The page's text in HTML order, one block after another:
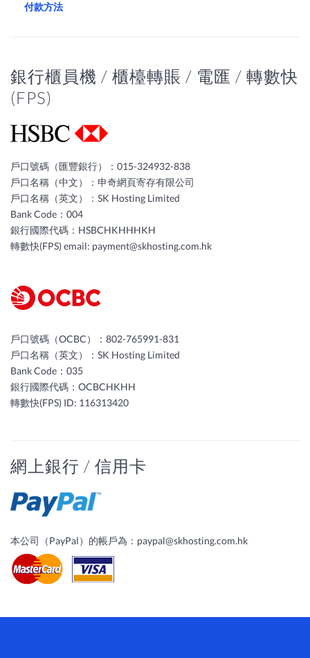
付款方法
銀行櫃員機 / 櫃檯轉賬 / 電匯 / 轉數快
(FPS)
戶口號碼（匯豐銀行）：015-324932-838
戶口名稱（中文）：申奇網頁寄存有限公司
戶口名稱（英文）：SK Hosting Limited
Bank Code：004
銀行國際代碼：HSBCHKHHHKH
轉數快(FPS) email: payment@skhosting.com.hk
戶口號碼（OCBC）：802-765991-831
戶口名稱（英文）：SK Hosting Limited
Bank Code：035
銀行國際代碼：OCBCHKHH
轉數快(FPS) ID: 116313420
網上銀行 / 信用卡
本公司（PayPal）的帳戶為： paypal@skhosting.com.hk